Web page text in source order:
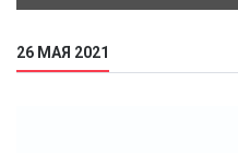
26 МАЯ 2021